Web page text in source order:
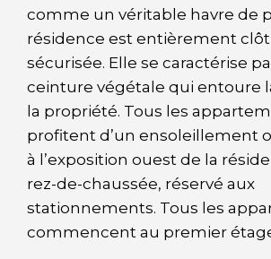
comme un véritable havre de
résidence est entièrement
sécurisée. Elle se caractérise
ceinture végétale qui entoure
la propriété. Tous les
profitent d’un ensoleillement
à l’exposition ouest de la
rez-de-chaussée, réservé aux
stationnements. Tous les
commencent au premier